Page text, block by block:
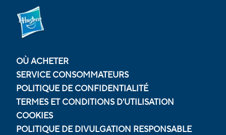
OÙ ACHETER
SERVICE CONSOMMATEURS
POLITIQUE DE CONFIDENTIALITÉ
TERMES ET CONDITIONS D'UTILISATION
COOKIES
POLITIQUE DE DIVULGATION RESPONSABLE